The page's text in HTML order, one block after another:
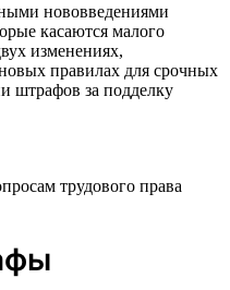
нововведениями
касаются малого
изменениях,
правилах для срочных
штрафов за подделку
трудового права